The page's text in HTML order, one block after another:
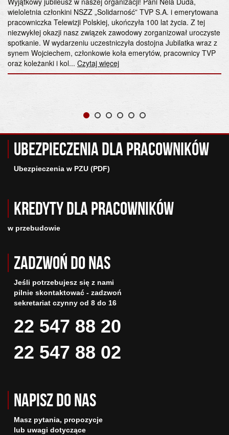
wieloletnia członkini NSZZ „Solidarność” TVP S.A. i emerytowana
pracowniczka Telewizji Polskiej, ukończyła 100 lat życia. Z tej
niezwykłej okazji nasz związek zawodowy zorganizował uroczyste
spotkanie. W wydarzeniu uczestniczyła dostojna Jubilatka wraz z
synem Wojciechem, członkowie koła emerytów, pracownicy TVP
oraz koleżanki i kol... Czytaj więcej
Ubezpieczenia dla pracowników
Ubezpieczenia w PZU (PDF)
Kredyty dla pracowników
w przebudowie
Zadzwoń do nas
Jeśli potrzebujesz się z nami
pilnie skontaktować - zadzwoń
sekretariat czynny od 8 do 16
22 547 88 20
22 547 88 02
Napisz do nas
Masz pytania, propozycje
lub uwagi dotyczące